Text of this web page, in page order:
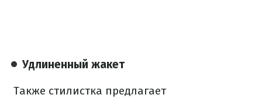
Удлиненный жакет
Также стилистка предлагает